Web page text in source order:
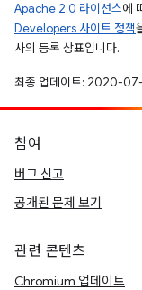
Apache 2.0 라이선스에
Developers 사이트 정책
사의 등록 상표입니다.
최종 업데이트: 2020-
참여
버그 신고
공개된 문제 보기
관련 콘텐츠
Chromium 업데이트